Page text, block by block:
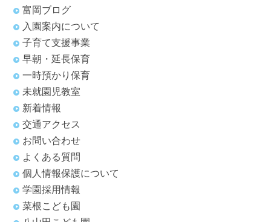
富岡ブログ
入園案内について
子育て支援事業
早朝・延長保育
一時預かり保育
未就園児教室
新着情報
交通アクセス
お問い合わせ
よくある質問
個人情報保護について
学園採用情報
菜根こども園